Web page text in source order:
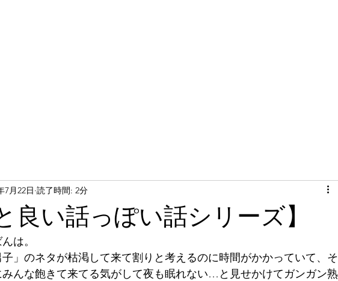
良い話っぽい話シリーズ】
7月22日 読了時間: 2分
んは。
」のネタが枯渇して来て割りと考えるのに時間がかかっていて、そ
みんな飽きて来てる気がして夜も眠れない…と見せかけてガンガン熟